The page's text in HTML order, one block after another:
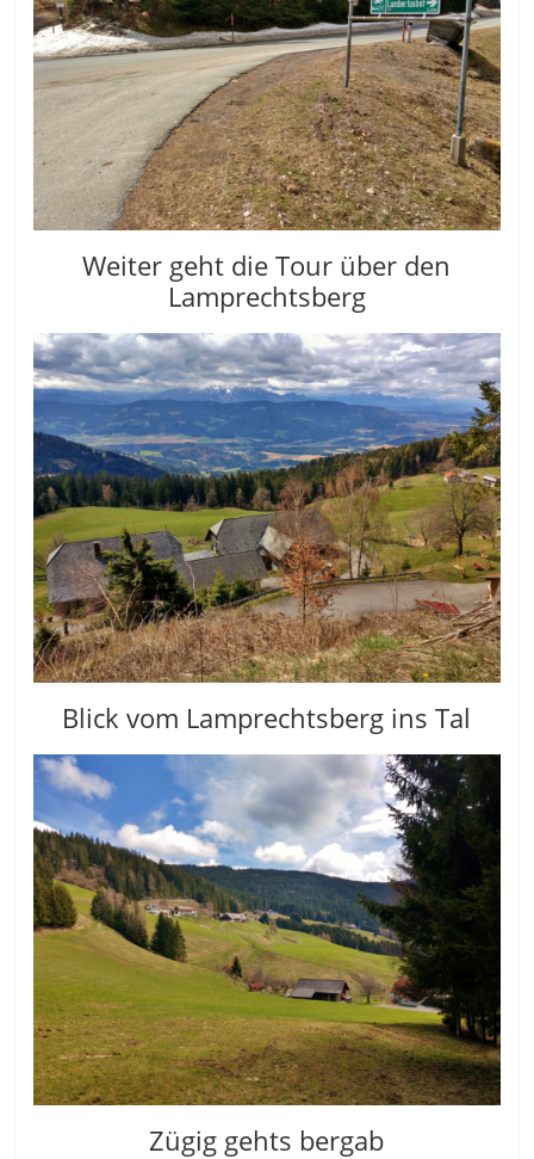
Weiter geht die Tour über den
Lamprechtsberg
Blick vom Lamprechtsberg ins Tal
Zügig gehts bergab